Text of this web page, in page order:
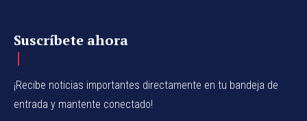
Suscríbete ahora
¡Recibe noticias importantes directamente en tu bandeja de
entrada y mantente conectado!